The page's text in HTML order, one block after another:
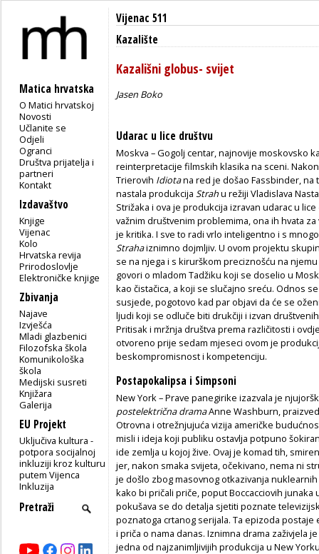
Matica hrvatska
O Matici hrvatskoj
Novosti
Učlanite se
Odjeli
Ogranci
Društva prijatelja i
partneri
Kontakt
Izdavaštvo
Knjige
Vijenac
Kolo
Hrvatska revija
Prirodoslovlje
Elektroničke knjige
Zbivanja
Najave
Izvješća
Mladi glazbenici
Filozofska škola
Komunikološka
škola
Medijski susreti
Knjižara
Galerija
EU Projekt
Uključiva kultura -
potpora socijalnoj
inkluziji kroz kulturu
putem Vijenca
Inkluzija
Vijenac 511
Kazalište
Kazališni globus- svijet
Jasen Boko
Udarac u lice društvu
Moskva – Gogolj centar, najnovije moskovsko
reinterpretacije filmskih klasika na sceni.
Trierovih Idiotana red je došao Fassbinder, na
nastala produkcija Strahu režiji Vladislava
Strižaka i ova je produkcija izravan udarac u
važnim društvenim problemima, ona ih hvata
je kritika. I sve to radi vrlo inteligentno i s
Strahaiznimno dojmljiv. U ovom projektu
se na njega i s kirurškom preciznošću na
govori o mladom Tadžiku koji se doselio u
kao čistačica, a koji se slučajno sreću. Odnos
susjede, pogotovo kad par objavi da će se
ljudi koji se odluče biti drukčiji i izvan
Pritisak i mržnja društva prema različitosti i
otvoreno prije sedam mjeseci ovom je
beskompromisnost i kompetenciju.
Postapokalipsa i Simpsoni
New York – Prave panegirike izazvala je
postelektrična dramaAnne Washburn,
Otrovna i otrežnjujuća vizija američke
misli i ideja koji publiku ostavlja potpuno
ide zemlja u kojoj žive. Ovaj je komad tih,
jer, nakon smaka svijeta, očekivano, nema ni
je došlo zbog masovnog otkazivanja
kako bi pričali priče, poput Boccacciovih junaka
pokušava se do detalja sjetiti poznate
poznatoga crtanog serijala. Ta epizoda
i priča o nama danas. Iznimna drama zaživjela
jedna od najzanimljivijih produkcija u New